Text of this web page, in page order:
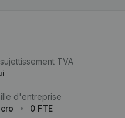
TVA
d'entreprise
0 FTE